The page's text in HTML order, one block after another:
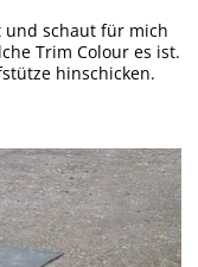
schaut für mich
Trim Colour es ist.
hinschicken.